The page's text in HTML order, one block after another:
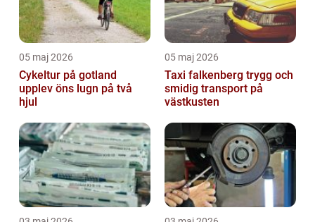
05 maj 2026
Cykeltur på gotland
upplev öns lugn på två
hjul
05 maj 2026
Taxi falkenberg trygg och
smidig transport på
västkusten